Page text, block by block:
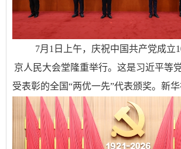
7月1日上午，庆祝中国共产党成立
京人民大会堂隆重举行。这是习近平等
受表彰的全国“两优一先”代表颁奖。新